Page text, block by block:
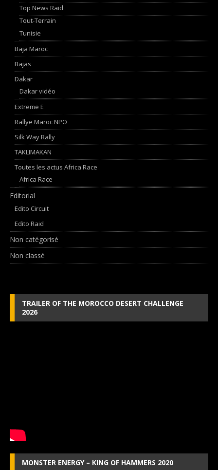
Top News Raid
Tout-Terrain
Tunisie
Baja Maroc
Bajas
Dakar
Dakar vidéo
Extreme E
Rallye Maroc NPO
Silk Way Rally
TAKLIMAKAN
Toutes les actus Africa Race
Africa Race
Editorial
Edito Circuit
Edito Raid
Non catégorisé
Non classé
TRAILER OF THE MOROCCO DESERT CHALLENGE
2026
MONSTER ENERGY – KING OF HAMMERS 2020